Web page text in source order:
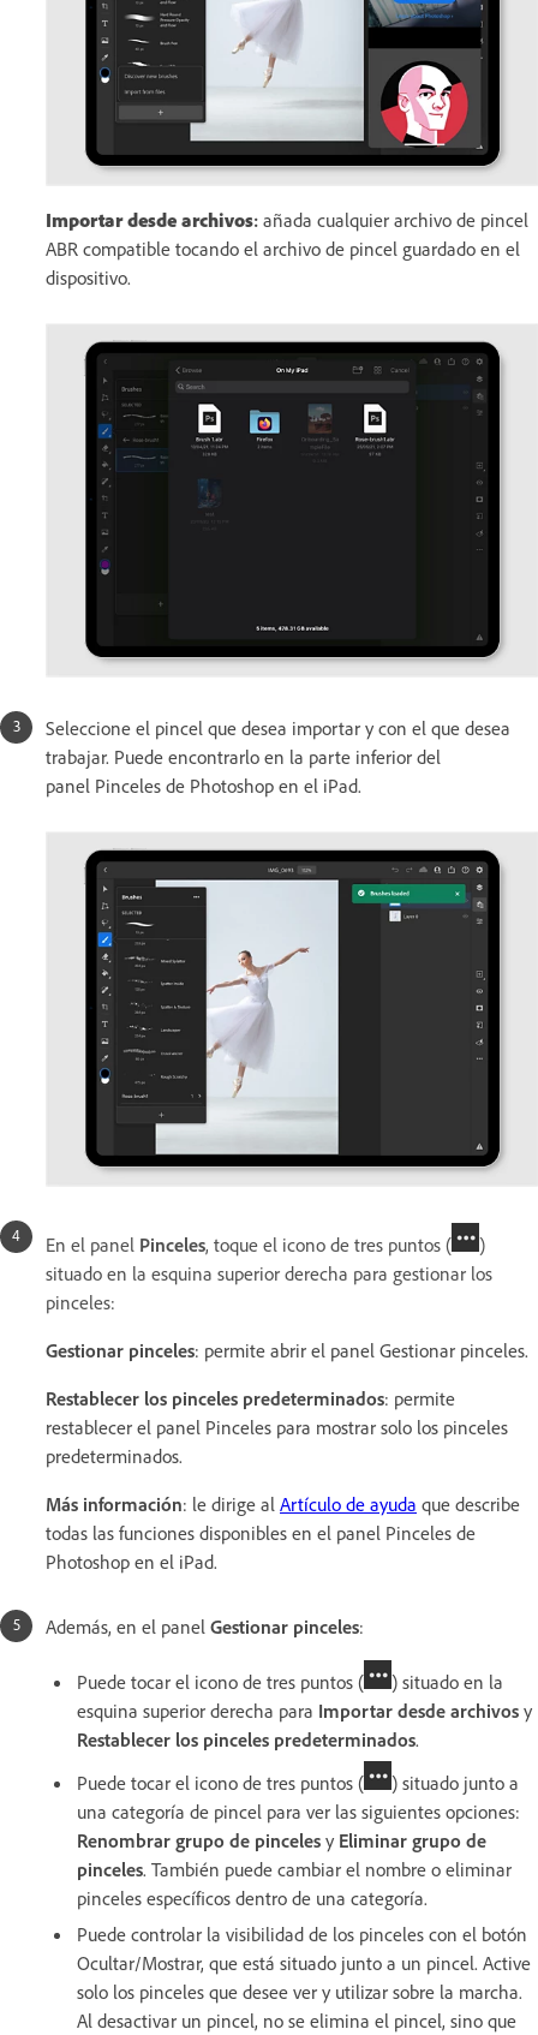
Importar desde archivos: añada cualquier archivo de pincel
ABR compatible tocando el archivo de pincel guardado en el
dispositivo.
Seleccione el pincel que desea importar y con el que desea
trabajar. Puede encontrarlo en la parte inferior del
panel Pinceles de Photoshop en el iPad.
En el panel Pinceles, toque el icono de tres puntos (
)
situado en la esquina superior derecha para gestionar los
pinceles:
Gestionar pinceles: permite abrir el panel Gestionar pinceles.
Restablecer los pinceles predeterminados: permite
restablecer el panel Pinceles para mostrar solo los pinceles
predeterminados.
Más información: le dirige al Artículo de ayuda que describe
todas las funciones disponibles en el panel Pinceles de
Photoshop en el iPad.
Además, en el panel Gestionar pinceles:
Puede tocar el icono de tres puntos (
) situado en la
esquina superior derecha para Importar desde archivos y
Restablecer los pinceles predeterminados.
Puede tocar el icono de tres puntos (
) situado junto a
una categoría de pincel para ver las siguientes opciones:
Renombrar grupo de pinceles y Eliminar grupo de
pinceles. También puede cambiar el nombre o eliminar
pinceles específicos dentro de una categoría.
Puede controlar la visibilidad de los pinceles con el botón
Ocultar/Mostrar, que está situado junto a un pincel. Active
solo los pinceles que desee ver y utilizar sobre la marcha.
Al desactivar un pincel, no se elimina el pincel, sino que